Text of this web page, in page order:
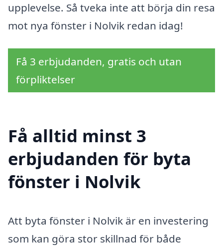
upplevelse. Så tveka inte att börja din resa
mot nya fönster i Nolvik redan idag!
Få 3 erbjudanden, gratis och utan
förpliktelser
Få alltid minst 3
erbjudanden för byta
fönster i Nolvik
Att byta fönster i Nolvik är en investering
som kan göra stor skillnad för både